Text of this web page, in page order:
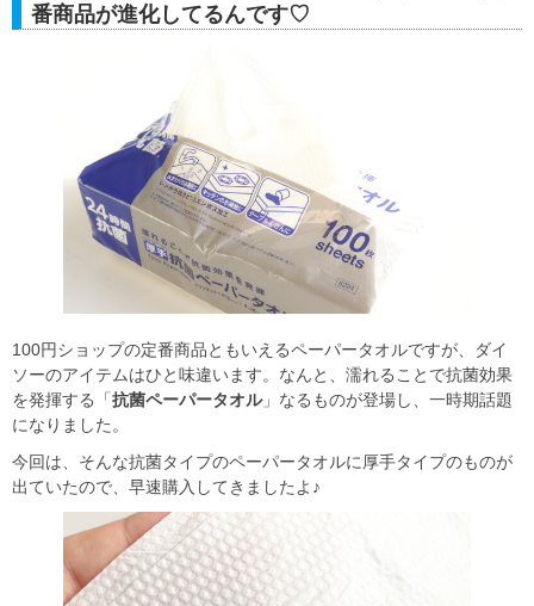
番商品が進化してるんです♡
100円ショップの定番商品ともいえるペーパータオルですが、ダイ
ソーのアイテムはひと味違います。なんと、濡れることで抗菌効果
を発揮する「抗菌ペーパータオル」なるものが登場し、一時期話題
になりました。
今回は、そんな抗菌タイプのペーパータオルに厚手タイプのものが
出ていたので、早速購入してきましたよ♪